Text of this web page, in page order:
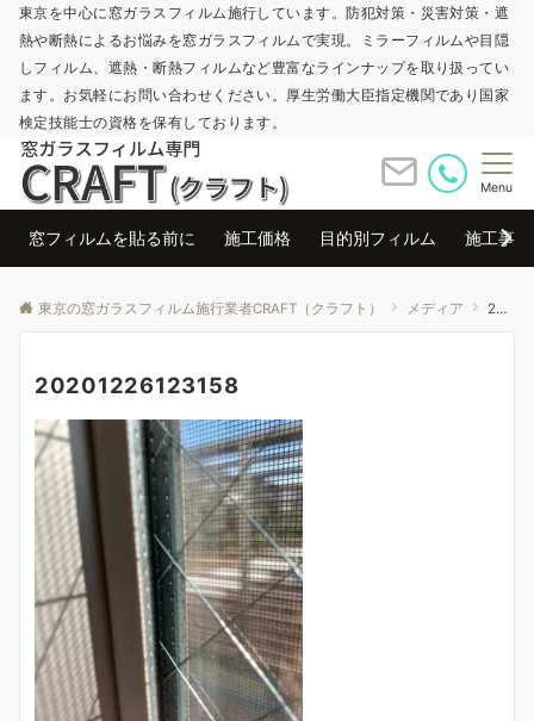
東京を中心に窓ガラスフィルム施行しています。防犯対策・災害対策・遮
熱や断熱によるお悩みを窓ガラスフィルムで実現。ミラーフィルムや目隠
しフィルム、遮熱・断熱フィルムなど豊富なラインナップを取り扱ってい
ます。お気軽にお問い合わせください。厚生労働大臣指定機関であり国家
検定技能士の資格を保有しております。
Menu
窓フィルムを貼る前に 施工価格 目的別フィルム 施工事例
東京の窓ガラスフィルム施行業者CRAFT（クラフト） メディア 20201226123158
20201226123158